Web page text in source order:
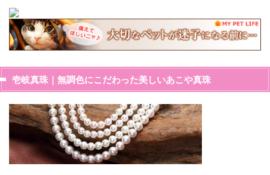
壱岐真珠｜無調色にこだわった美しいあこや真珠